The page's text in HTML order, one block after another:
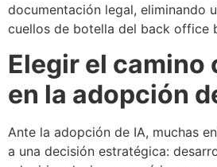
documentación legal, eliminando
cuellos de botella del back office
Elegir el camino
en la adopción
Ante la adopción de IA, muchas
a una decisión estratégica: